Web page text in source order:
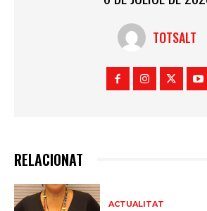
TOTSALT
RELACIONAT
ACTUALITAT